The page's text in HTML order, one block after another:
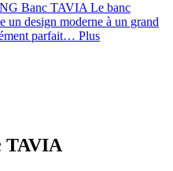
Banc TAVIA Le banc
design moderne à un grand
parfait… Plus
TAVIA